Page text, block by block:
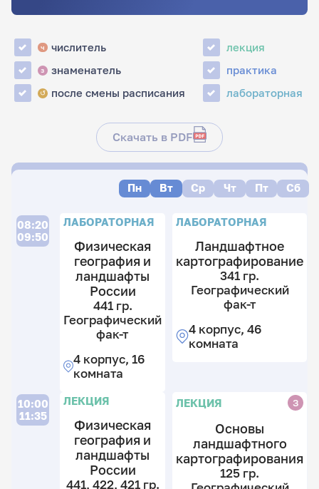
ч числитель
з знаменатель
↺ после смены расписания
лекция
практика
лабораторная
Скачать в PDF
Пн Вт Ср Чт Пт Сб
08:20
09:50
ЛАБОРАТОРНАЯ
Физическая
география и
ландшафты
России
441 гр.
Географический
фак-т
4 корпус, 16
комната
ЛАБОРАТОРНАЯ
Ландшафтное
картографирование
341 гр.
Географический
фак-т
4 корпус, 46
комната
10:00
11:35
ЛЕКЦИЯ
Физическая
география и
ландшафты
России
441, 422, 421 гр.
ЛЕКЦИЯ З
Основы
ландшафтного
картографирования
125 гр.